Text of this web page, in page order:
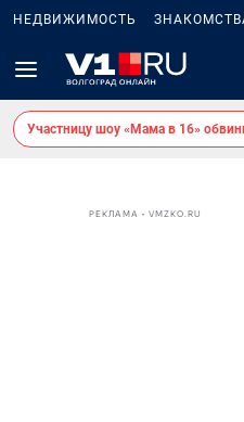
НЕДВИЖИМОСТЬ
Участницу шоу «Мама в 16»
РЕКЛАМА • VMZKO.RU